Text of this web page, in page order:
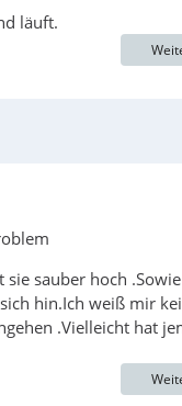
läuft.
sauber hoch
hin.Ich weiß mir
.Vielleicht hat